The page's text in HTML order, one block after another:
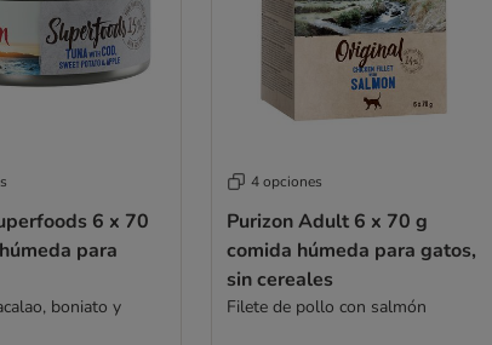
6 x 70
para
boniato y
4 opciones
Purizon Adult 6 x 70 g
comida húmeda para gatos,
sin cereales
Filete de pollo con salmón